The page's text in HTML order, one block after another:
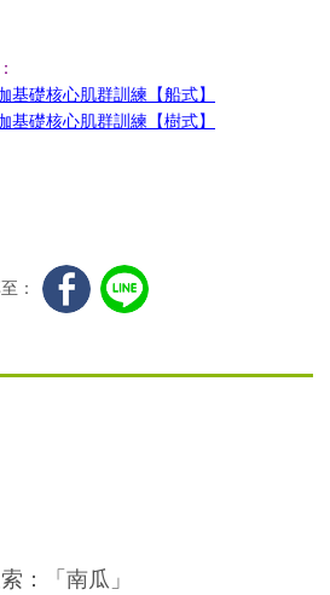
基礎核心肌群訓練【船式】
基礎核心肌群訓練【樹式】
：
：「南瓜」